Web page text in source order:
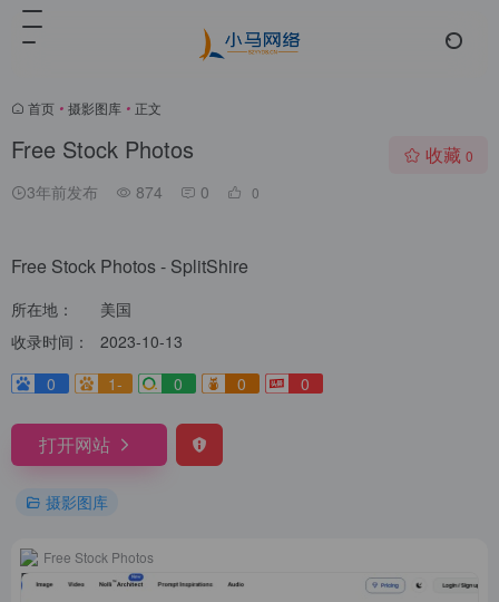
首页 • 摄影图库 • 正文
Free Stock Photos
3年前发布 874 0 0
收藏 0
Free Stock Photos - SplitShire
所在地：
美国
收录时间：
2023-10-13
0
1- 0 0 0
打开网站
摄影图库
Free Stock Photos